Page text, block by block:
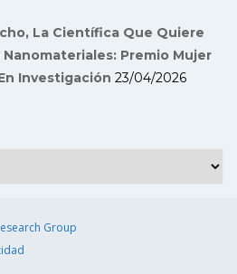
La Científica Que Quiere
Premio Mujer
Investigación 23/04/2026
Group